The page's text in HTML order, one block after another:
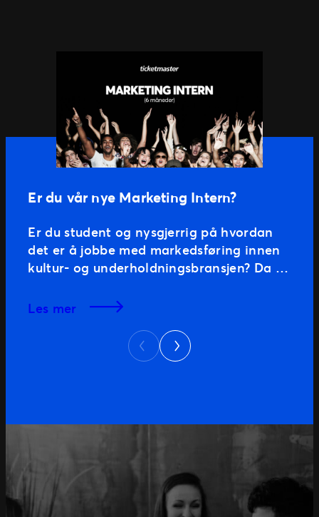
Er du vår nye Marketing Intern?
Er du student og nysgjerrig på hvordan
det er å jobbe med markedsføring innen
kultur- og underholdningsbransjen? Da er
for deg! Du vil være basert i Oslo og
ulike oppgaver innen markedsføring.
Dette er en rolle som passer for deg som
les mer
Previous
Next